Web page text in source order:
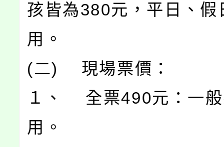
孩皆為380元，平日、假
用。
(二) 現場票價：
１、 全票490元：一般
用。